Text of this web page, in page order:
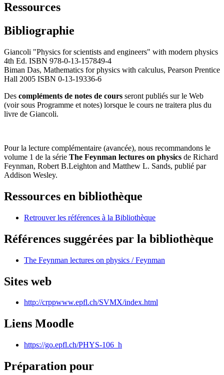
Ressources
Bibliographie
Giancoli "Physics for scientists and engineers" with modern physics
4th Ed. ISBN 978-0-13-157849-4
Biman Das, Mathematics for physics with calculus, Pearson Prentice
Hall 2005 ISBN 0-13-19336-6
Des compléments de notes de cours seront publiés sur le Web
(voir sous Programme et notes) lorsque le cours ne traitera plus du
livre de Giancoli.
Pour la lecture complémentaire (avancée), nous recommandons le
volume 1 de la série The Feynman lectures on physics de Richard
Feynman, Robert B.Leighton and Matthew L. Sands, publié par
Addison Wesley.
Ressources en bibliothèque
Retrouver les références à la Bibliothèque
Références suggérées par la bibliothèque
The Feynman lectures on physics / Feynman
Sites web
http://crppwww.epfl.ch/SVMX/index.html
Liens Moodle
https://go.epfl.ch/PHYS-106_h
Préparation pour